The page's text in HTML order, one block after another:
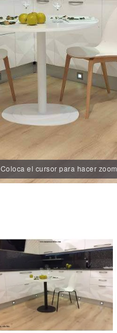
Coloca el cursor para hacer zoom